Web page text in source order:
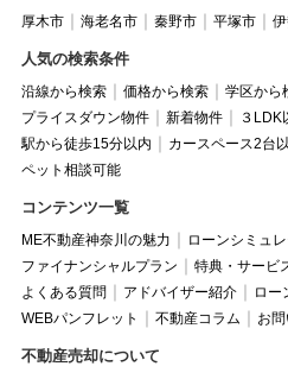
厚木市 海老名市 秦野市 平塚市
人気の検索条件
沿線から検索 価格から検索 学区から
プライスダウン物件
新着物件
３LDK
駅から徒歩15分以内
カースペース2台
ペット相談可能
コンテンツ一覧
ME不動産神奈川の魅力
ローンシミュ
ファイナンシャルプラン
特典・サービ
よくある質問
アドバイザー紹介
ロー
WEBパンフレット
不動産コラム お
不動産売却について